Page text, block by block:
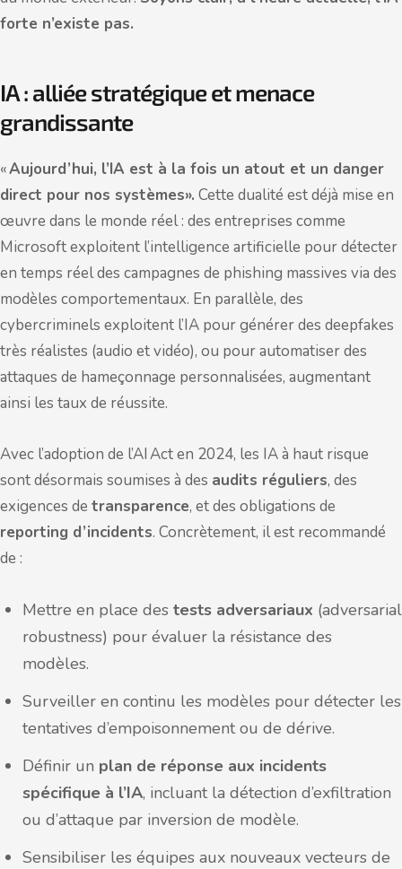
forte n’existe pas.
IA : alliée stratégique et menace
grandissante
«Aujourd’hui, l’IA est à la fois un atout et un danger
direct pour nos systèmes». Cette dualité est déjà mise en
œuvre dans le monde réel : des entreprises comme
Microsoft exploitent l’intelligence artificielle pour détecter
en temps réel des campagnes de phishing massives via des
modèles comportementaux. En parallèle, des
cybercriminels exploitent l’IA pour générer des deepfakes
très réalistes (audio et vidéo), ou pour automatiser des
attaques de hameçonnage personnalisées, augmentant
ainsi les taux de réussite.
Avec l’adoption de l’AI Act en 2024, les IA à haut risque
sont désormais soumises à des audits réguliers, des
exigences de transparence, et des obligations de
reporting d’incidents. Concrètement, il est recommandé
de :
Mettre en place des tests adversariaux (adversarial
robustness) pour évaluer la résistance des
modèles.
Surveiller en continu les modèles pour détecter les
tentatives d’empoisonnement ou de dérive.
Définir un plan de réponse aux incidents
spécifique à l’IA, incluant la détection d’exfiltration
ou d’attaque par inversion de modèle.
Sensibiliser les équipes aux nouveaux vecteurs de